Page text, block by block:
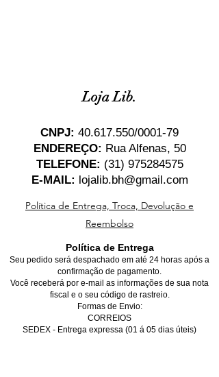
Loja Lib.
CNPJ: 40.617.550/0001-79
ENDEREÇO: Rua Alfenas, 50
TELEFONE: (31) 975284575
E-MAIL: lojalib.bh@gmail.com
Política de Entrega, Troca, Devolução e
Reembolso
Política de Entrega
Seu pedido será despachado em até 24 horas após a
confirmação de pagamento.
Você receberá por e-mail as informações de sua nota
fiscal e o seu código de rastreio.
Formas de Envio:
CORREIOS
SEDEX - Entrega expressa (01 á 05 dias úteis)